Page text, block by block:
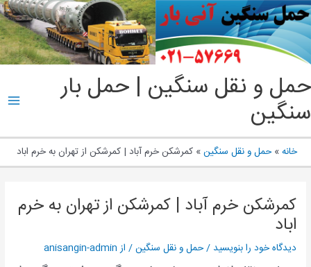
حمل و نقل سنگین | حمل بار
سنگین
خانه حمل و نقل سنگین کمرشکن خرم آباد | کمرشکن از تهران به خرم اباد
کمرشکن خرم آباد | کمرشکن از تهران به خرم
اباد
دیدگاه‌ خود را بنویسید /حمل و نقل سنگین/ از anisangin-admin